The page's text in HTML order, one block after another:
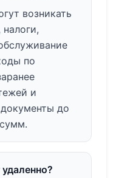
возникать
по
и
до